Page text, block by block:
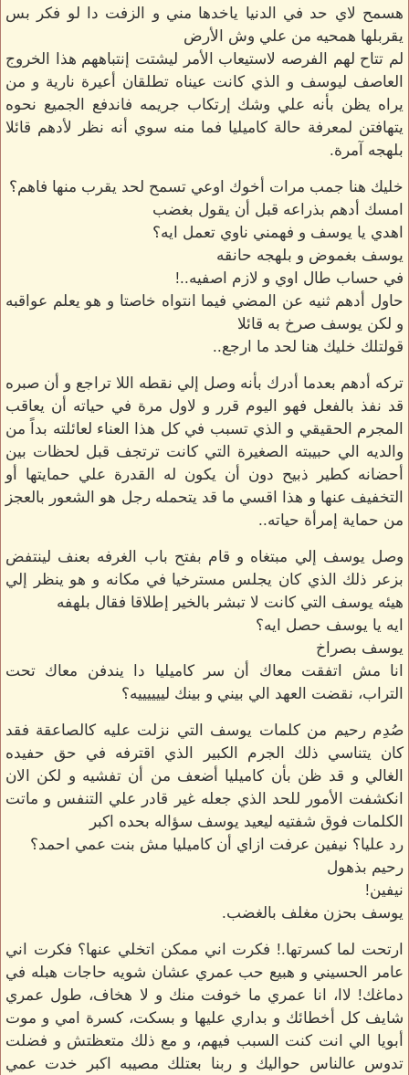
هسمح لاي حد في الدنيا ياخدها مني و الزفت دا لو فكر بس
يقربلها همحيه من علي وش الأرض
لم تتاح لهم الفرصه لاستيعاب الأمر ليشتت إنتباههم هذا الخروج
العاصف ليوسف و الذي كانت عيناه تطلقان أعيرة نارية و من
يراه يظن بأنه علي وشك إرتكاب جريمه فاندفع الجميع نحوه
يتهافتن لمعرفة حالة كاميليا فما منه سوي أنه نظر لأدهم قائلا
بلهجه آمرة.
خليك هنا جمب مرات أخوك اوعي تسمح لحد يقرب منها فاهم؟
امسك أدهم بذراعه قبل أن يقول بغضب
اهدي يا يوسف و فهمني ناوي تعمل ايه؟
يوسف بغموض و بلهجه حانقه
في حساب طال اوي و لازم اصفيه..!
حاول أدهم ثنيه عن المضي فيما انتواه خاصتا و هو يعلم عواقبه
و لكن يوسف صرخ به قائلا
قولتلك خليك هنا لحد ما ارجع..
تركه أدهم بعدما أدرك بأنه وصل إلي نقطه اللا تراجع و أن صبره
قد نفذ بالفعل فهو اليوم قرر و لاول مرة في حياته أن يعاقب
المجرم الحقيقي و الذي تسبب في كل هذا العناء لعائلته بداً من
والديه الي حبيبته الصغيرة التي كانت ترتجف قبل لحظات بين
أحضانه كطير ذبيح دون أن يكون له القدرة علي حمايتها أو
التخفيف عنها و هذا اقسي ما قد يتحمله رجل هو الشعور بالعجز
من حماية إمرأة حياته..
وصل يوسف إلي مبتغاه و قام بفتح باب الغرفه بعنف لينتفض
بزعر ذلك الذي كان يجلس مسترخيا في مكانه و هو ينظر إلي
هيئه يوسف التي كانت لا تبشر بالخير إطلاقا فقال بلهفه
ايه يا يوسف حصل ايه؟
يوسف بصراخ
انا مش اتفقت معاك أن سر كاميليا دا يندفن معاك تحت
التراب، نقضت العهد الي بيني و بينك لييييييه؟
صُدِم رحيم من كلمات يوسف التي نزلت عليه كالصاعقة فقد
كان يتناسي ذلك الجرم الكبير الذي اقترفه في حق حفيده
الغالي و قد ظن بأن كاميليا أضعف من أن تفشيه و لكن الان
انكشفت الأمور للحد الذي جعله غير قادر علي التنفس و ماتت
الكلمات فوق شفتيه ليعيد يوسف سؤاله بحده اكبر
رد عليا؟ نيفين عرفت ازاي أن كاميليا مش بنت عمي احمد؟
رحيم بذهول
نيفين!
يوسف بحزن مغلف بالغضب.
ارتحت لما كسرتها.! فكرت اني ممكن اتخلي عنها؟ فكرت اني
عامر الحسيني و هبيع حب عمري عشان شويه حاجات هبله في
دماغك! لاا، انا عمري ما خوفت منك و لا هخاف، طول عمري
شايف كل أخطائك و بداري عليها و بسكت، كسرة امي و موت
أبويا الي انت كنت السبب فيهم، و مع ذلك متعظتش و فضلت
تدوس عالناس حواليك و ربنا بعتلك مصيبه اكبر خدت عمي